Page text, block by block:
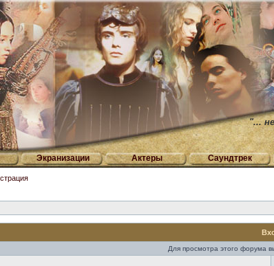
"...
Экранизации Актеры Саундтрек
Для просмотра этого форума